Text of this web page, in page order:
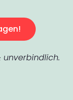
unverbindlich.